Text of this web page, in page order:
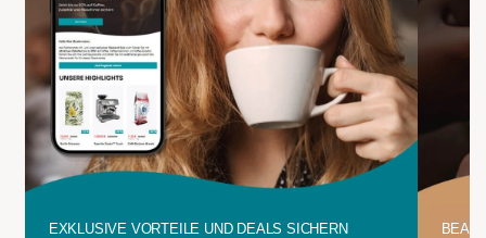
EXKLUSIVE VORTEILE UND DEALS SICHERN